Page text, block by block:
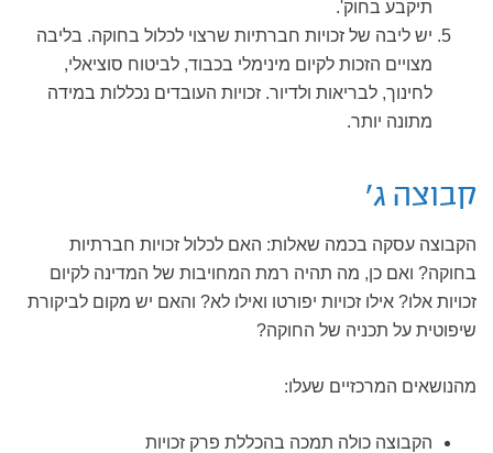
תיקבע בחוק'.
יש ליבה של זכויות חברתיות שרצוי לכלול בחוקה. בליבה
מצויים הזכות לקיום מינימלי בכבוד, לביטוח סוציאלי,
לחינוך, לבריאות ולדיור. זכויות העובדים נכללות במידה
מתונה יותר.
קבוצה ג'
הקבוצה עסקה בכמה שאלות: האם לכלול זכויות חברתיות
בחוקה? ואם כן, מה תהיה רמת המחויבות של המדינה לקיום
זכויות אלו? אילו זכויות יפורטו ואילו לא? והאם יש מקום לביקורת
שיפוטית על תכניה של החוקה?
מהנושאים המרכזיים שעלו:
הקבוצה כולה תמכה בהכללת פרק זכויות